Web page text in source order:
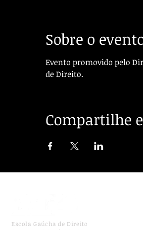
Sobre o
Evento promovido pelo
de Direito.
Compartilhe
Escola Gaúcha de Direito